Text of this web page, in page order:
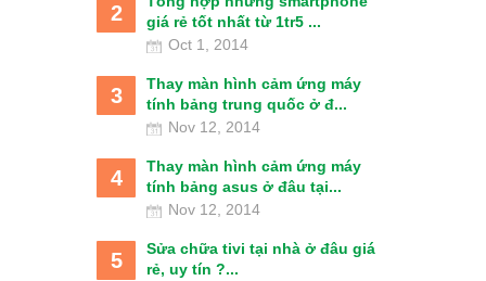
2
giá rẻ tốt nhất từ 1tr5 ...
Oct 1, 2014
3
Thay màn hình cảm ứng máy
tính bảng trung quốc ở đ...
Nov 12, 2014
4
Thay màn hình cảm ứng máy
tính bảng asus ở đâu tại...
Nov 12, 2014
5
Sửa chữa tivi tại nhà ở đâu giá
rẻ, uy tín ?...